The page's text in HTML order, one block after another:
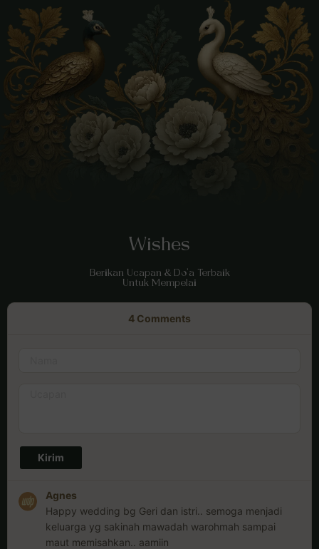
Wishes
Berikan Ucapan & Do'a Terbaik
Untuk Mempelai
4 Comments
Agnes
Happy wedding bg Geri dan istri.. semoga menjadi
keluarga yg sakinah mawadah warohmah sampai
maut memisahkan.. aamiin